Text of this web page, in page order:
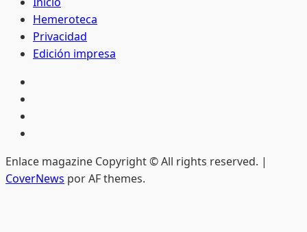
Hemeroteca
Privacidad
Edición impresa
Enlace magazine Copyright © All rights reserved. |
CoverNews por AF themes.